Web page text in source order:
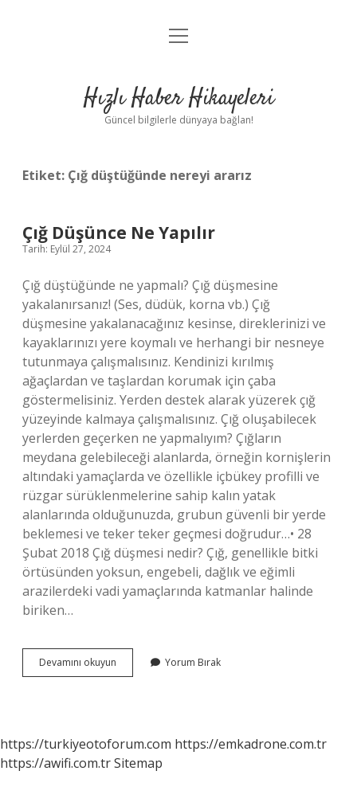
Anasayfa
Yasal Uyarı
menüyü
Hızlı Haber Hikayeleri
Güncel bilgilerle dünyaya bağlan!
Etiket: Çığ düştüğünde nereyi ararız
Çığ Düşünce Ne Yapılır
Tarih: Eylül 27, 2024
Çığ düştüğünde ne yapmalı? Çığ düşmesine
yakalanırsanız! (Ses, düdük, korna vb.) Çığ
düşmesine yakalanacağınız kesinse, direklerinizi ve
kayaklarınızı yere koymalı ve herhangi bir nesneye
tutunmaya çalışmalısınız. Kendinizi kırılmış
ağaçlardan ve taşlardan korumak için çaba
göstermelisiniz. Yerden destek alarak yüzerek çığ
yüzeyinde kalmaya çalışmalısınız. Çığ oluşabilecek
yerlerden geçerken ne yapmalıyım? Çığların
meydana gelebileceği alanlarda, örneğin kornişlerin
altındaki yamaçlarda ve özellikle içbükey profilli ve
rüzgar sürüklenmelerine sahip kalın yatak
alanlarında olduğunuzda, grubun güvenli bir yerde
beklemesi ve teker teker geçmesi doğrudur…• 28
Şubat 2018 Çığ düşmesi nedir? Çığ, genellikle bitki
örtüsünden yoksun, engebeli, dağlık ve eğimli
arazilerdeki vadi yamaçlarında katmanlar halinde
biriken…
Devamını okuyun
Düşünce
Yorum Bırak
https://turkiyeotoforum.com https://emkadrone.com.tr
https://awifi.com.trSitemap